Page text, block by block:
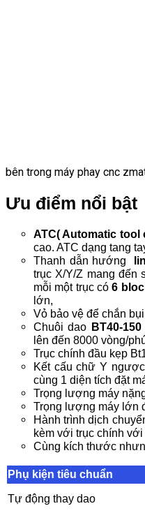
bên trong máy phay cnc
Ưu điểm nổi bật
ATC( Automatic tool
cao. ATC dạng tang
Thanh dẫn hướng
trục X/Y/Z mang đến
mỗi một trục có6
lớn,
Vỏ bảo vệ để chắn
Chuôi dao BT40-150
lên đến 8000 vòng/
Trục chính đầu kẹp
Kết cấu chữ Y
cùng 1 diện tích đặt
Trọng lượng máy
Trọng lượng máy lớn
Hành trình dịch
kèm với trục chính
Cùng kích thước
Phụ kiện tiêu chuẩn
Tự động thay dao